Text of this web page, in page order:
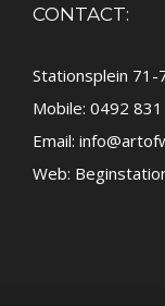
CONTACT:
Stationsplein 71-
Mobile: 0492
Email:
Web: